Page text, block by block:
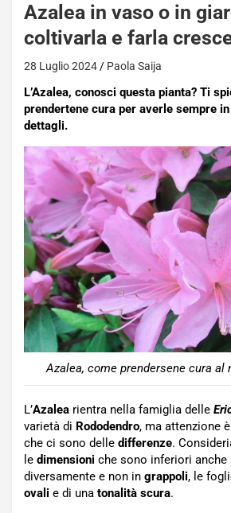
Azalea in vaso o in
coltivarla e farla
28 Luglio 2024 Paola Saija
L’Azalea, conosci questa pianta? Ti
prendertene cura per averle sempre
dettagli.
Azalea, come prendersene cura al
L’Azalea rientra nella famiglia delle
varietà di Rododendro, ma attenzione
che ci sono delle differenze.
le dimensioni che sono inferiori anche
diversamente e non in grappoli, le
ovali e di una tonalità scura.